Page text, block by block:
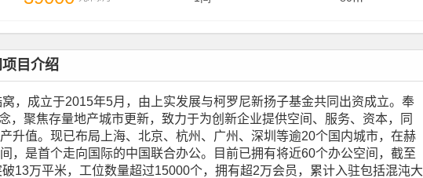
目介绍
，成立于2015年5月，由上实发展与柯罗尼新扬子基金共同出资成立。奉
，聚焦存量地产城市更新，致力于为创新企业提供空间、服务、资本，同
升值。现已布局上海、北京、杭州、广州、深圳等逾20个国内城市，在赫
，是首个走向国际的中国联合办公。目前已拥有将近60个办公空间，截至
13万平米，工位数量超过15000个，拥有超2万会员，累计入驻包括混沌大